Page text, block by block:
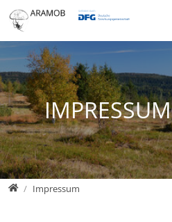
Jump directly to main navigation
Jump directly to content
Jump to sub navigation
IMPRESSUM
HomeImpressum